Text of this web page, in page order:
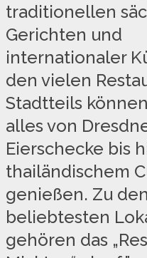
traditionellen
Gerichten und
internationaler
den vielen
Stadtteils
alles von
Eierschecke bis
thailändischem
genießen. Zu den
beliebtesten
gehören das